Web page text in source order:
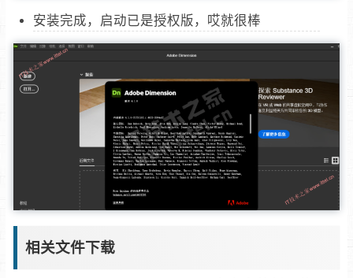
安装完成，启动已是授权版，哎就很棒
相关文件下载